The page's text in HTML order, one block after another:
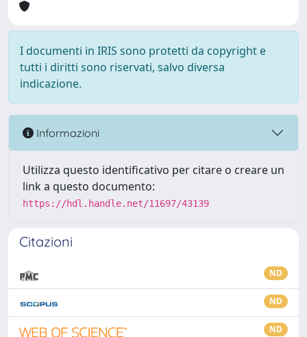
I documenti in IRIS sono protetti da copyright e
tutti i diritti sono riservati, salvo diversa
indicazione.
Informazioni
Utilizza questo identificativo per citare o creare un
link a questo documento:
https://hdl.handle.net/11697/43139
Citazioni
ND
ND
ND